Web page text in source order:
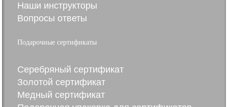
Наши инструкторы
Вопросы ответы
Подарочные сертификаты
Серебряный сертификат
Золотой сертификат
Медный сертификат